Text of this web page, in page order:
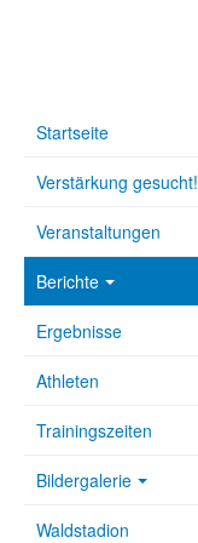
Startseite
Verstärkung gesucht!
Veranstaltungen
Berichte
Ergebnisse
Athleten
Trainingszeiten
Bildergalerie
Waldstadion